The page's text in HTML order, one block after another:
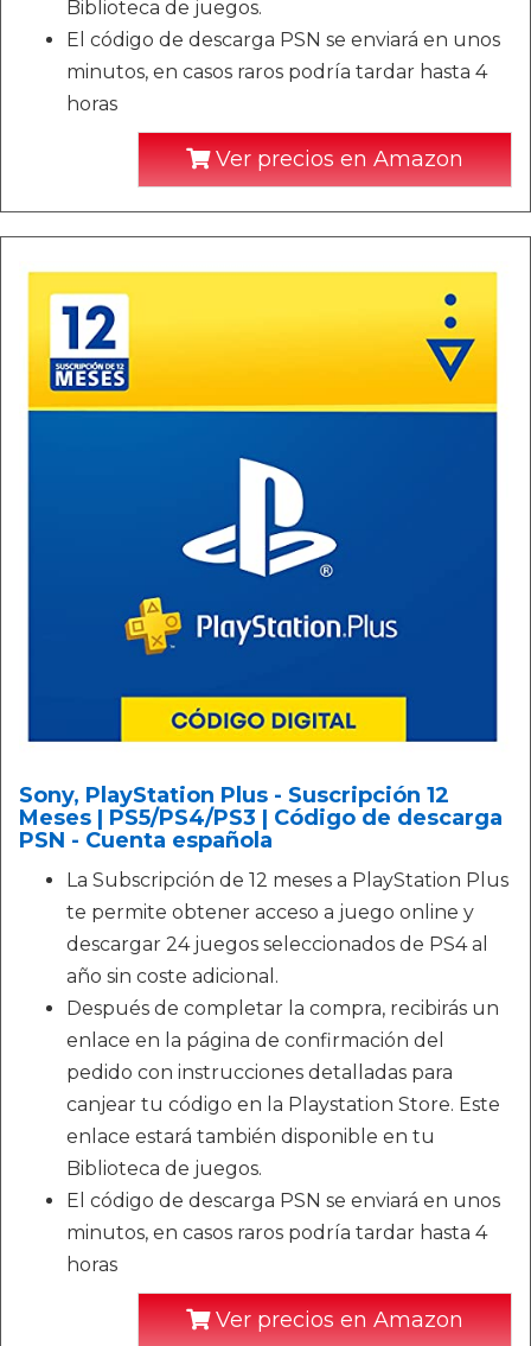
Biblioteca de juegos.
El código de descarga PSN se enviará en unos
minutos, en casos raros podría tardar hasta 4
horas
Ver precios en Amazon
Sony, PlayStation Plus - Suscripción 12
Meses | PS5/PS4/PS3 | Código de descarga
PSN - Cuenta española
La Subscripción de 12 meses a PlayStation Plus
te permite obtener acceso a juego online y
descargar 24 juegos seleccionados de PS4 al
año sin coste adicional.
Después de completar la compra, recibirás un
enlace en la página de confirmación del
pedido con instrucciones detalladas para
canjear tu código en la Playstation Store. Este
enlace estará también disponible en tu
Biblioteca de juegos.
El código de descarga PSN se enviará en unos
minutos, en casos raros podría tardar hasta 4
horas
Ver precios en Amazon